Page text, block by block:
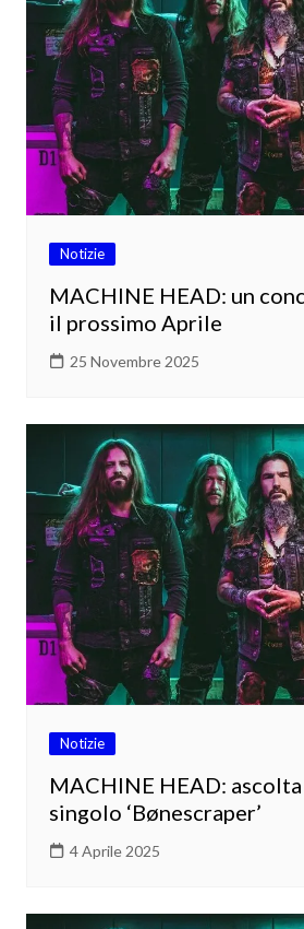
Notizie
MACHINE HEAD: un
il prossimo Aprile
25 Novembre 2025
Notizie
MACHINE HEAD:
singolo ‘Bønescraper’
4 Aprile 2025